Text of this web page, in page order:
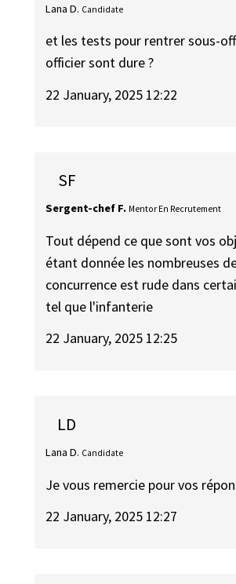
Lana D. Candidate
et les tests pour rentrer sous-
officier sont dure ?
22 January, 2025 12:22
SF
Sergent-chef F. Mentor En Recrutement
Tout dépend ce que sont vos
étant donnée les nombreuses
concurrence est rude dans
tel que l'infanterie
22 January, 2025 12:25
LD
Lana D. Candidate
Je vous remercie pour vos
22 January, 2025 12:27